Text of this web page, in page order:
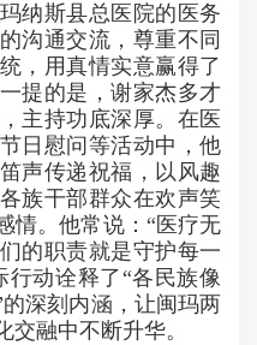
斯县总医院的医务
沟通交流，尊重不同
，用真情实意赢得了
提的是，谢家杰多才
主持功底深厚。在医
日慰问等活动中，他
声传递祝福，以风趣
族干部群众在欢声笑
情。他常说：“医疗无
的职责就是守护每一
行动诠释了“各民族像
深刻内涵，让闽玛两
融中不断升华。